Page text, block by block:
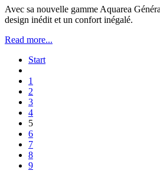
Avec sa nouvelle gamme Aquarea
design inédit et un confort inégalé.
Read more...
Start
1
2
3
4
5
6
7
8
9